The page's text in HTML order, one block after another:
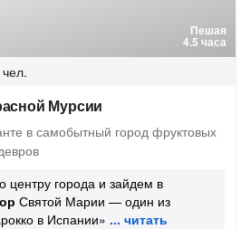
Пешая
4.5 часа
Мурсии
в самобытный город фруктовых
центру города и зайдем в
Святой Марии — один из
в Испании»